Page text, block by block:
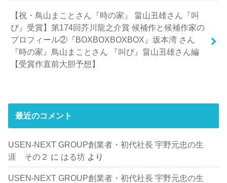
【祝・鳥山まことさん『時の家』 畠山丑雄さん『叫
び』受賞】第174回芥川龍之介賞 候補作と候補作家の
プロフィール②『BOXBOXBOXBOX』坂本湾 さん
『時の家』鳥山まことさん 『叫び』畠山丑雄さん編
【受賞作直前大胆予想】
最近のコメント
USEN-NEXT GROUP創業者・初代社長 宇野元忠の生
涯 その２ に はる坊 より
USEN-NEXT GROUP創業者・初代社長 宇野元忠の生